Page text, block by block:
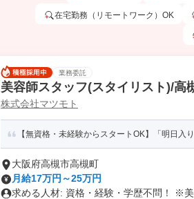
在宅勤務（リモートワーク）OK
業務委託
美容師スタッフ(スタイリスト)/高
株式会社マツモト
【無資格・未経験からスタートOK】「明日
大阪府高槻市高槻町
月給17万円～25万円
求める人材: 資格・経験・学歴不問！ ※美